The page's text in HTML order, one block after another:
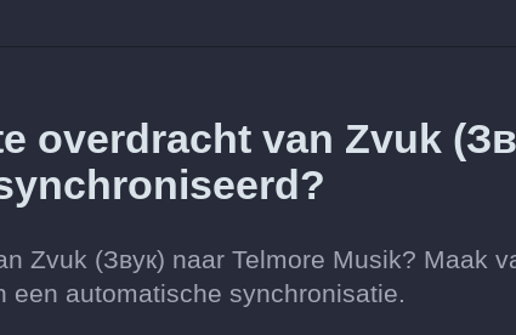
overdracht van Zvuk
Zvuk (Звук) naar Telmore Musik? Maak
een automatische synchronisatie.